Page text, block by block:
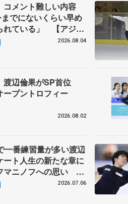
コメント難しい内容
でにないくらい早め
れている」 【アジア
トロフィー女子フリ
2026.08.04
渡辺倫果がSP首位
ープントロフィー
2026.08.02
一番練習量が多い渡辺
ト人生の新たな章に
マニノフへの思い
ニア強化合宿】2026.07.06